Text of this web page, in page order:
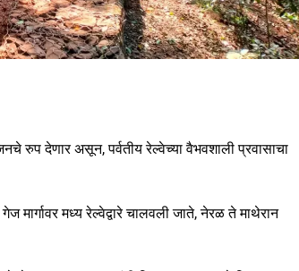
रुप देणार असून, पर्वतीय रेल्वेच्या वैभवशाली प्रवासाचा
मध्य रेल्वेद्वारे चालवली जाते, नेरळ ते माथेरान